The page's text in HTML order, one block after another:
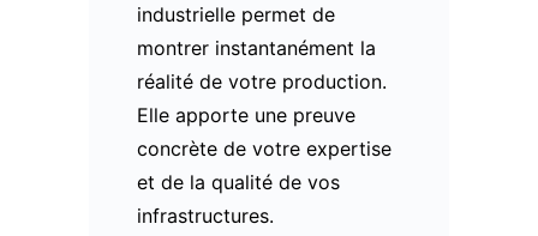
industrielle permet de
montrer instantanément la
réalité de votre production.
Elle apporte une preuve
concrète de votre expertise
et de la qualité de vos
infrastructures.